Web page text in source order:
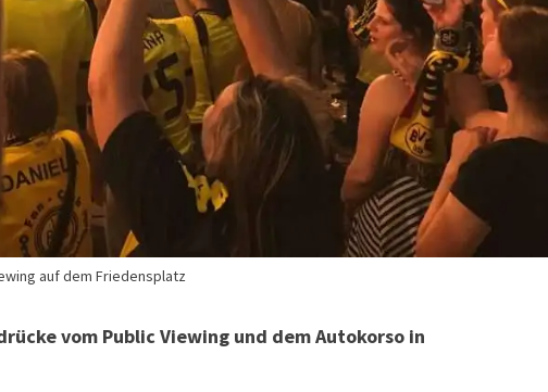
auf dem Friedensplatz
vom Public Viewing und dem Autokorso in